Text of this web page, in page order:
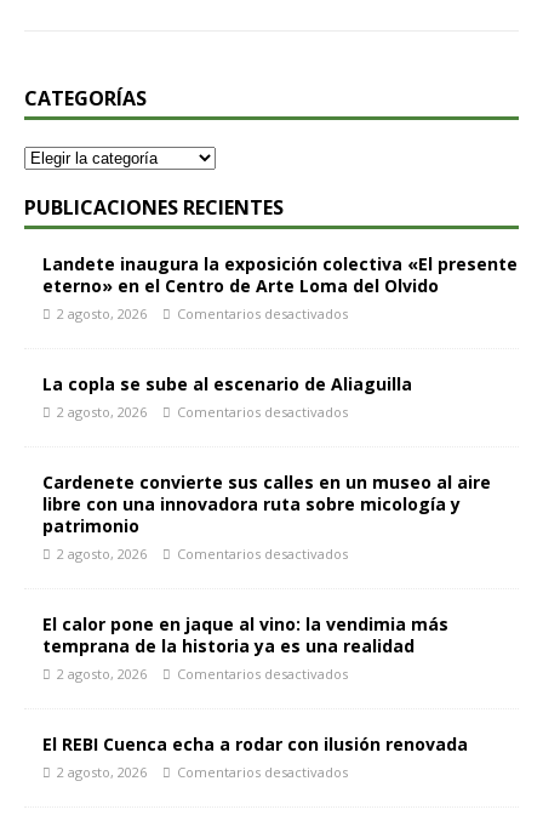
CATEGORÍAS
PUBLICACIONES RECIENTES
Landete inaugura la exposición colectiva «El presente
eterno» en el Centro de Arte Loma del Olvido
2 agosto, 2026 Comentarios desactivados
La copla se sube al escenario de Aliaguilla
2 agosto, 2026 Comentarios desactivados
Cardenete convierte sus calles en un museo al aire
libre con una innovadora ruta sobre micología y
patrimonio
2 agosto, 2026 Comentarios desactivados
El calor pone en jaque al vino: la vendimia más
temprana de la historia ya es una realidad
2 agosto, 2026 Comentarios desactivados
El REBI Cuenca echa a rodar con ilusión renovada
2 agosto, 2026 Comentarios desactivados